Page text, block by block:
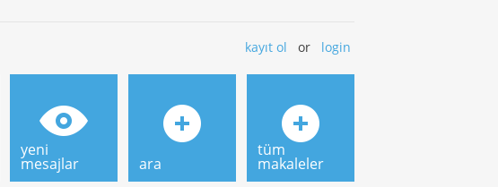
kayıt ol or login
yeni
mesajlar ara
tüm
makaleler